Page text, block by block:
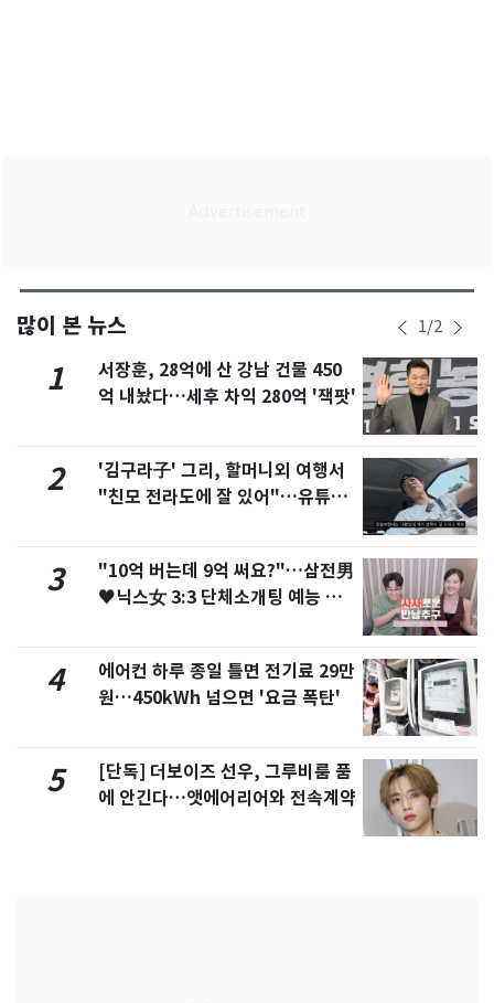
많이 본 뉴스 1/2
1
서장훈, 28억에 산 강남 건물 450
억 내놨다…세후 차익 280억 '잭팟'
2
'김구라子' 그리, 할머니외 여행서
"친모 전라도에 잘 있어"…유튜브
3
"10억 버는데 9억 써요?"…삼전男
♥닉스女 3:3 단체소개팅 예능 화
4
에어컨 하루 종일 틀면 전기료 29만
원…450kWh 넘으면 '요금 폭탄'
5
[단독] 더보이즈 선우, 그루비룸 품
에 안긴다…앳에어리어와 전속계약